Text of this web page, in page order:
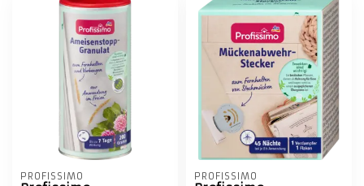
PROFISSIMO PROFISSIMO